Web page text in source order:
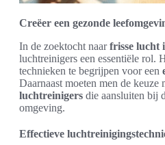
Creëer een gezonde
In de zoektocht naarfrisse lucht
luchtreinigers een essentiële rol.
technieken te begrijpen voor een
Daarnaast moeten men de keuze
luchtreinigers die aansluiten bij
omgeving.
Effectieve